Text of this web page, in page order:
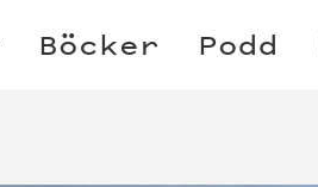
Böcker Podd